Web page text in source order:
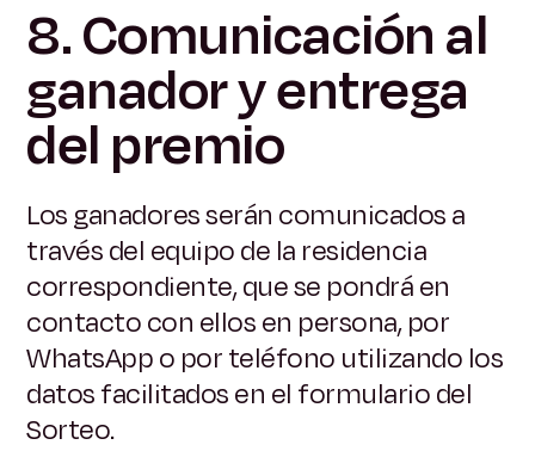
8. Comunicación al
ganador y entrega
del premio
Los ganadores serán comunicados a
través del equipo de la residencia
correspondiente, que se pondrá en
contacto con ellos en persona, por
WhatsApp o por teléfono utilizando los
datos facilitados en el formulario del
Sorteo.